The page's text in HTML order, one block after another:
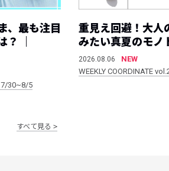
、最も注目
？ ｜
7/30~8/5
重見え回避！大人
みたい真夏のモノ
2026.08.06
NEW
WEEKLY COORDINATE
すべて見る